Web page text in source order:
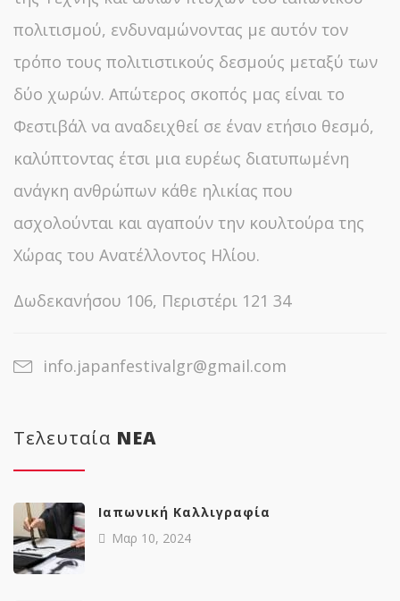
πολιτισμού, ενδυναμώνοντας με αυτόν τον
τρόπο τους πολιτιστικούς δεσμούς μεταξύ των
δύο χωρών. Απώτερος σκοπός μας είναι το
Φεστιβάλ να αναδειχθεί σε έναν ετήσιο θεσμό,
καλύπτοντας έτσι μια ευρέως διατυπωμένη
ανάγκη ανθρώπων κάθε ηλικίας που
ασχολούνται και αγαπούν την κουλτούρα της
Χώρας του Ανατέλλοντος Ηλίου.
Δωδεκανήσου 106, Περιστέρι 121 34
info.japanfestivalgr@gmail.com
Τελευταία NΕΑ
Ιαπωνική Καλλιγραφία
Μαρ 10, 2024